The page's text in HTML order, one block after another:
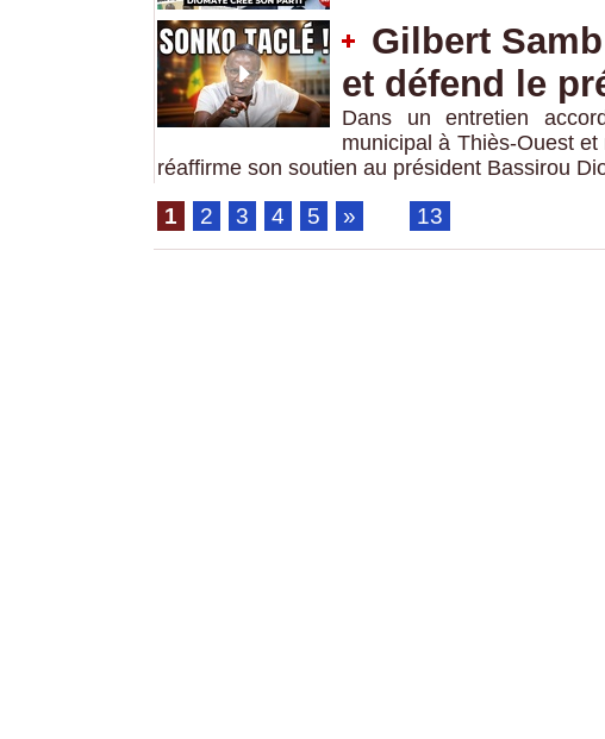
Gilbert
et défend le
Dans un entretien
municipal à Thiès-Ouest
réaffirme son soutien au président Bassirou
1 2 3 4 5 » 13